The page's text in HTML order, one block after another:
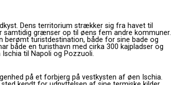
Dens territorium strækker sig fra havet til
samtidig grænser op til øens fem andre kommuner.
turistdestination, både for sine bade og
både en turisthavn med cirka 300 kajpladser og
til Napoli og Pozzuoli.
på et forbjerg på vestkysten af ​​øen Ischia.